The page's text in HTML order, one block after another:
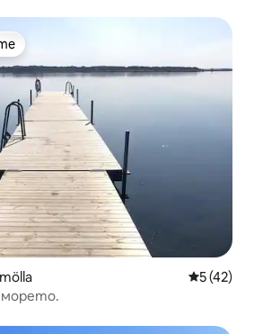
на гостите
Средна
5 (42)